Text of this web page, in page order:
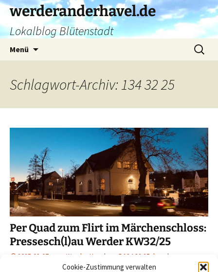
Cookie-Zustimmung verwalten
Zum
Inhalt
springen
werderanderhavel.de
Lokalblog Blütenstadt
Menü
Suchen
nach:
Schlagwort-Archiv: 134 32 25
Per Quad zum Flirt im Märchenschloss:
Pressesch(l)au Werder KW32/25
2025-08-07 Werder Havel 134 32 25 havel
werder